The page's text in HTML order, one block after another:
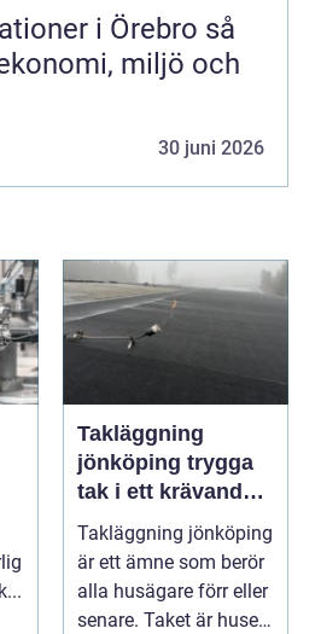
i Örebro så
miljö och
30 juni 2026
Takläggning
jönköping trygga
tak i ett krävande
småländskt klimat
Takläggning jönköping
är ett ämne som berör
alla husägare förr eller
senare. Taket är husets